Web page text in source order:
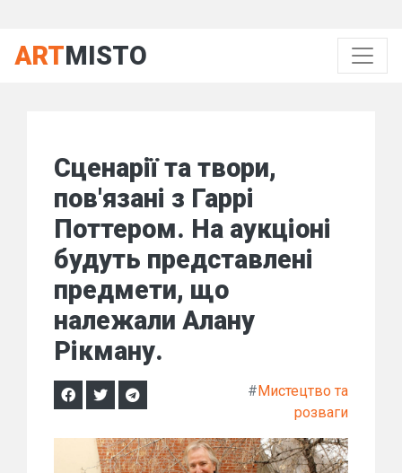
ARTMISTO
Сценарії та твори,
пов'язані з Гаррі
Поттером. На аукціоні
будуть представлені
предмети, що
належали Алану
Рікману.
#Мистецтво та
розваги